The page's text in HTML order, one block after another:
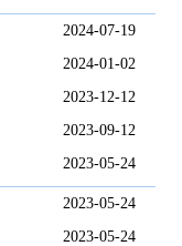
2024-07-19
2024-01-02
2023-12-12
2023-09-12
2023-05-24
2023-05-24
2023-05-24